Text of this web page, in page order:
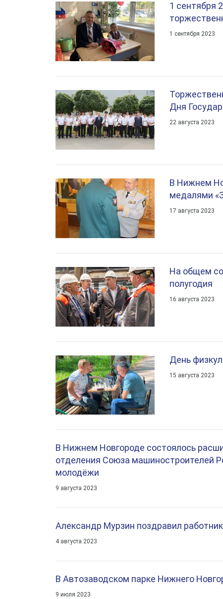
1 сентября
1 сентября 2023
Дня
22 августа 2023
В Нижнем
медалями
17 августа 2023
На общем
полугодия
16 августа 2023
День
15 августа 2023
В Нижнем Новгороде состоялось
отделения Союза машиностроителей
молодёжи
9 августа 2023
Александр Мурзин поздравил
4 августа 2023
В Автозаводском парке Нижнего
9 июля 2023